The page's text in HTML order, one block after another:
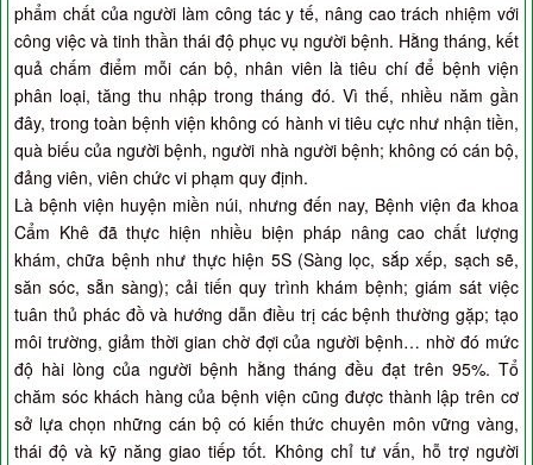
phẩm chất của người làm công tác y tế, nâng cao trách nhiệm với
công việc và tinh thần thái độ phục vụ người bệnh. Hằng tháng, kết
quả chấm điểm mỗi cán bộ, nhân viên là tiêu chí để bệnh viện
phân loại, tăng thu nhập trong tháng đó. Vì thế, nhiều năm gần
đây, trong toàn bệnh viện không có hành vi tiêu cực như nhận tiền,
quà biếu của người bệnh, người nhà người bệnh; không có cán bộ,
đảng viên, viên chức vi phạm quy định.
Là bệnh viện huyện miền núi, nhưng đến nay, Bệnh viện đa khoa
Cẩm Khê đã thực hiện nhiều biện pháp nâng cao chất lượng
khám, chữa bệnh như thực hiện 5S (Sàng lọc, sắp xếp, sạch sẽ,
săn sóc, sẵn sàng); cải tiến quy trình khám bệnh; giám sát việc
tuân thủ phác đồ và hướng dẫn điều trị các bệnh thường gặp; tạo
môi trường, giảm thời gian chờ đợi của người bệnh… nhờ đó mức
độ hài lòng của người bệnh hằng tháng đều đạt trên 95%. Tổ
chăm sóc khách hàng của bệnh viện cũng được thành lập trên cơ
sở lựa chọn những cán bộ có kiến thức chuyên môn vững vàng,
thái độ và kỹ năng giao tiếp tốt. Không chỉ tư vấn, hỗ trợ người